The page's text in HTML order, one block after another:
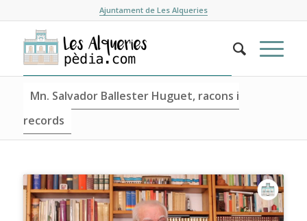
Ajuntament de Les Alqueries
Mn. Salvador Ballester Huguet, racons i
records